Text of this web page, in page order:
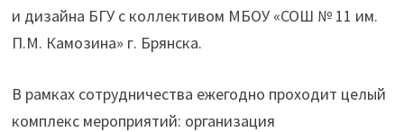
и дизайна БГУ с коллективом МБОУ «СОШ № 11 им.
П.М. Камозина» г. Брянска.
В рамках сотрудничества ежегодно проходит целый
комплекс мероприятий: организация